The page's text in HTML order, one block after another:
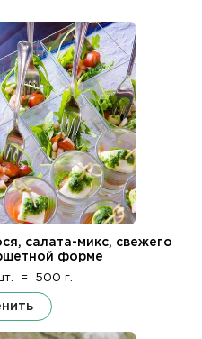
салата-микс, свежего
форме
= 500 г.